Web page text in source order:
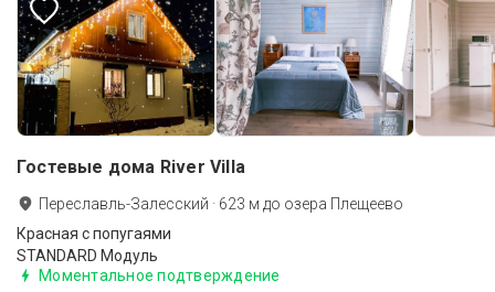
Гостевые дома River Villa
Переславль-Залесский · 623 м до озера Плещеево
Красная с попугаями
STANDARD Модуль
Моментальное подтверждение